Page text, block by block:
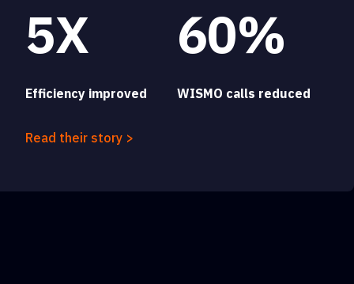
5X
Efficiency improved
60%
WISMO calls reduced
Read their story >